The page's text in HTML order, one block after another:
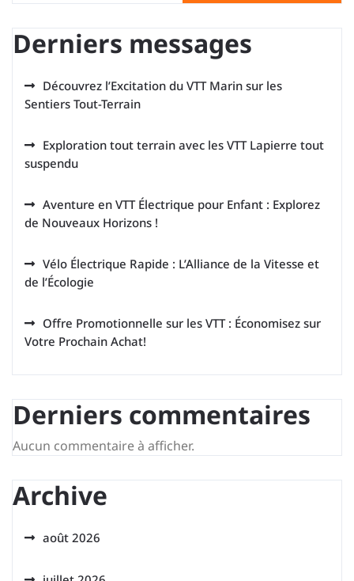
Derniers messages
Découvrez l’Excitation du VTT Marin sur les
Sentiers Tout-Terrain
Exploration tout terrain avec les VTT Lapierre tout
suspendu
Aventure en VTT Électrique pour Enfant : Explorez
de Nouveaux Horizons !
Vélo Électrique Rapide : L’Alliance de la Vitesse et
de l’Écologie
Offre Promotionnelle sur les VTT : Économisez sur
Votre Prochain Achat!
Derniers commentaires
Aucun commentaire à afficher.
Archive
août 2026